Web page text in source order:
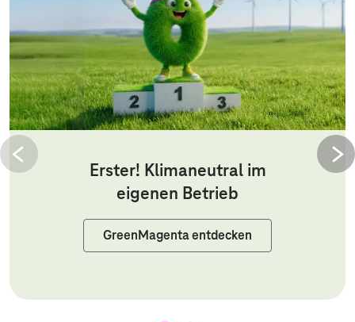
Erster! Klimaneutral im
eigenen Betrieb
GreenMagenta entdecken